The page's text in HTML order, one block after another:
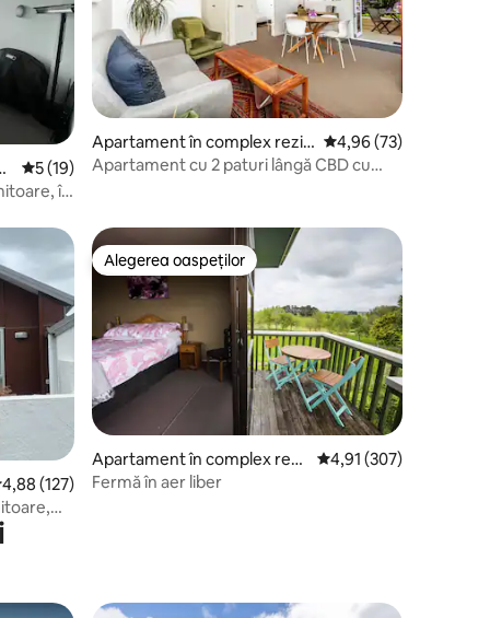
Scor mediu de 5 din 5, 19 recenzii
5 (19)
în
Apartament în complex rezid
ențial în Hamilton
Scor mediu de 4,96
4,96 (73)
Apartament cu 2 paturi lângă CBD cu
mediu de 4,88 din 5, 127 recenzii
4,88 (127)
Alegerea oaspeților
Alegerea oaspeților
Apartament în complex rezi
dențial în Kihikihi
Scor mediu de 4,91
4,91 (307)
Fermă în aer liber